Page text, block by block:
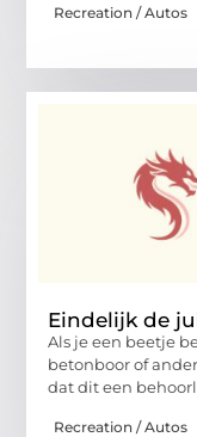
Recreation / Autos
Eindelijk de
Als je een beetje
betonboor of
dat dit een
Recreation / Autos